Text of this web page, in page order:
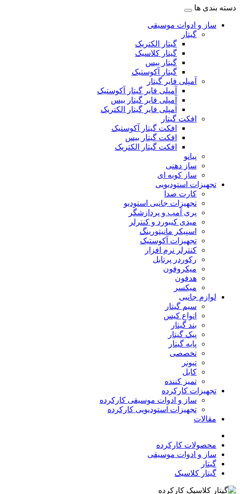
دسته بندی ها
ساز و ادوات موسیقی
گیتار
گیتار الکتریک
گیتار کلاسیک
گیتار بیس
گیتار آکوستیک
آمپلی فایر گیتار
آمپلی فایر گیتار آکوستیک
آمپلی فایر گیتار بیس
آمپلی فایر گیتار الکتریک
افکت گیتار
افکت گیتار آکوستیک
افکت گیتار بیس
افکت گیتار الکتریک
پیانو
ساز دهنی
ساز کوبه ای
تجهیزات استودیویی
کارت صدا
تجهیزات جانبی استودیو
پری آمپ و پردازشگر
میدی کیبورد و کنترلر
اسپیکر مانیتورینگ
تجهیزات آکوستیک
کنترلر نرم افزار
رکوردر پرتابل
میکروفون
هدفون
میکسر
لوازم جانبی
سیم گیتار
انواع کیس
بند گیتار
پیک گیتار
پایه گیتار
تخصصی
تیونر
کابل
تمیز کننده
تجهیزات کارکرده
ساز و ادوات موسیقی کارکرده
تجهیزات استودیویی کارکرده
مقالات
محصولات کارکرده
ساز و ادوات موسیقی
گیتار
گیتار کلاسیک